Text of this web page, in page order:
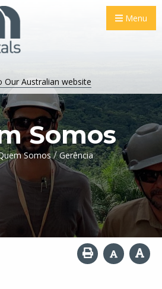
Menu
Our Australian website
Somos
Somos / Gerência